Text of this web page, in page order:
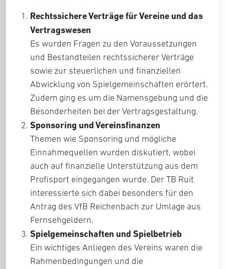
Rechtssichere Verträge für Vereine und das
Vertragswesen
Es wurden Fragen zu den Voraussetzungen
und Bestandteilen rechtssicherer Verträge
sowie zur steuerlichen und finanziellen
Abwicklung von Spielgemeinschaften erörtert.
Zudem ging es um die Namensgebung und die
Besonderheiten bei der Vertragsgestaltung.
Sponsoring und Vereinsfinanzen
Themen wie Sponsoring und mögliche
Einnahmequellen wurden diskutiert, wobei
auch auf finanzielle Unterstützung aus dem
Profisport eingegangen wurde. Der TB Ruit
interessierte sich dabei besonders für den
Antrag des VfB Reichenbach zur Umlage aus
Fernsehgeldern.
Spielgemeinschaften und Spielbetrieb
Ein wichtiges Anliegen des Vereins waren die
Rahmenbedingungen und die